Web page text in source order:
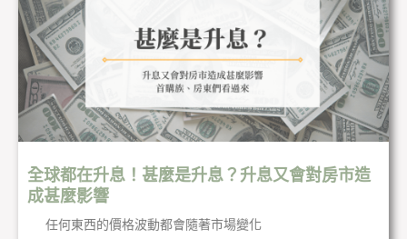
全球都在升息！甚麼是升息？升息又會對房市造
成甚麼影響
任何東西的價格波動都會隨著市場變化